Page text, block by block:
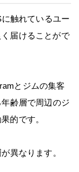
触れているユー
届けることがで
とジムの集客
齢層で周辺のジ
的です。
異なります。